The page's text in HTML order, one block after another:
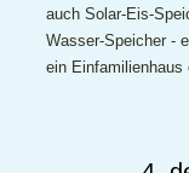
auch Solar-Eis-
Wasser-Speicher -
ein Einfamilienhaus